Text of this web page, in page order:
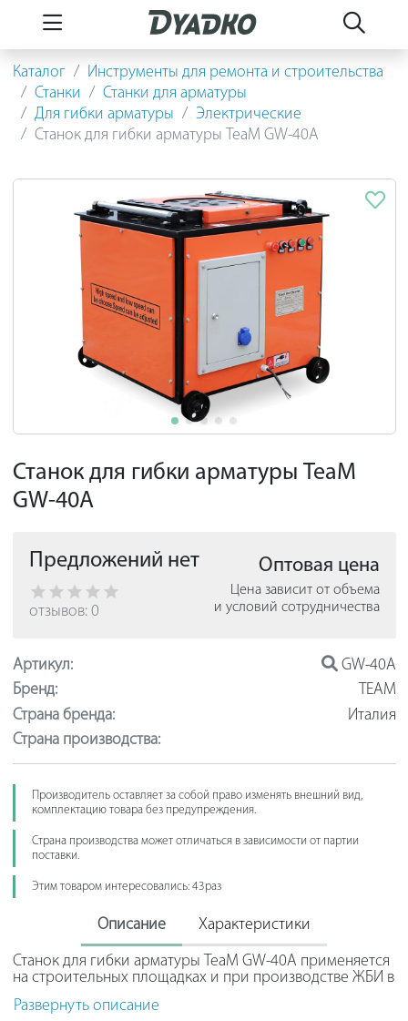
Каталог
Инструменты для ремонта и строительства
Станки
Станки для арматуры
Для гибки арматуры
Электрические
Станок для гибки арматуры TeaM GW-40A
Станок для гибки арматуры TeaM
GW-40A
Предложений нет
отзывов: 0
Оптовая цена
Цена зависит от объема
и условий сотрудничества
Артикул:
GW-40A
Бренд:
TEAM
Страна бренда:
Италия
Страна производства:
Производитель оставляет за собой право изменять внешний вид,
комплектацию товара без предупреждения.
Страна производства может отличаться в зависимости от партии
поставки.
Этим товаром интересовались: 43раз
Описание Характеристики
Станок для гибки арматуры TeaM GW-40A применяется
на строительных площадках и при производстве ЖБИ в
промышленных масштабах. Все гибочные
приспособления имеют высокую прочность, что
Развернуть описание